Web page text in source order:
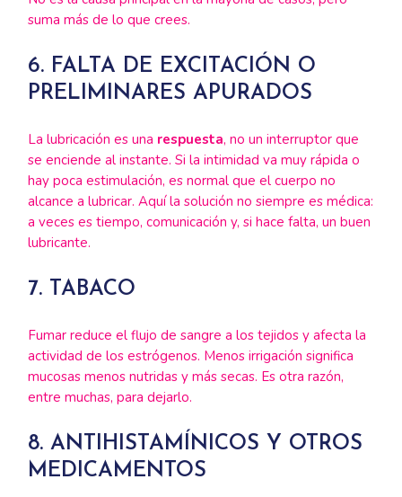
suma más de lo que crees.
6. FALTA DE EXCITACIÓN O
PRELIMINARES APURADOS
La lubricación es una respuesta, no un interruptor que
se enciende al instante. Si la intimidad va muy rápida o
hay poca estimulación, es normal que el cuerpo no
alcance a lubricar. Aquí la solución no siempre es médica:
a veces es tiempo, comunicación y, si hace falta, un buen
lubricante.
7. TABACO
Fumar reduce el flujo de sangre a los tejidos y afecta la
actividad de los estrógenos. Menos irrigación significa
mucosas menos nutridas y más secas. Es otra razón,
entre muchas, para dejarlo.
8. ANTIHISTAMÍNICOS Y OTROS
MEDICAMENTOS